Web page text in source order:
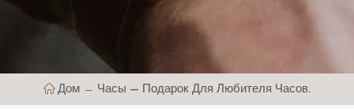
Дом Часы — Подарок Для Любителя Часов.